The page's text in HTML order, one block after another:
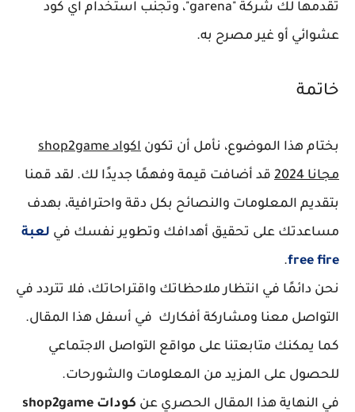
تقدمها لك شركة "garena"، وتجنب استخدام اي كود
عشوائي أو غير مصرح به.
خاتمة
بختام هذا الموضوع، نأمل أن تكون
اكواد shop2game
مجانا 2024
قد أضافت قيمة وفهمًا جديدًا لك. لقد قمنا
بتقديم المعلومات والنصائح بكل دقة واحترافية، بهدف
مساعدتك على تحقيق أهدافك وتطوير نفسك في لعبة
free fire
.
نحن دائمًا في انتظار ملاحظاتك واقتراحاتك، فلا تتردد في
التواصل معنا ومشاركة أفكارك في أسفل هذا المقال.
كما يمكنك متابعتنا على مواقع التواصل الاجتماعي
للحصول على المزيد من المعلومات والشورحات.
في النهاية هذا المقال الحصري عن
كودات shop2game